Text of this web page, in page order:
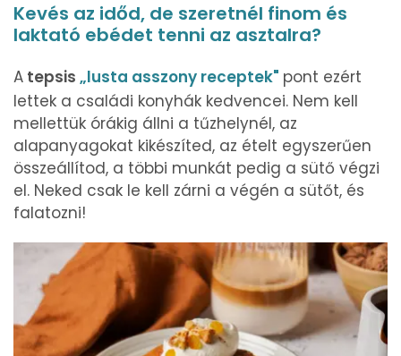
Kevés az időd, de szeretnél finom és
laktató ebédet tenni az asztalra?
A tepsis „lusta asszony receptek" pont ezért
lettek a családi konyhák kedvencei. Nem kell
mellettük órákig állni a tűzhelynél, az
alapanyagokat kikészíted, az ételt egyszerűen
összeállítod, a többi munkát pedig a sütő végzi
el. Neked csak le kell zárni a végén a sütőt, és
falatozni!